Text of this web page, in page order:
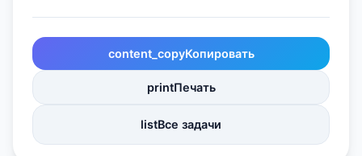
content_copyКопировать
printПечать
listВсе задачи